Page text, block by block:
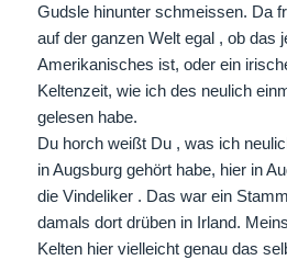
Gudsle hinunter schmeissen. Da
auf der ganzen Welt egal , ob das
Amerikanisches ist, oder ein
Keltenzeit, wie ich des neulich
gelesen habe.
Du horch weißt Du , was ich
in Augsburg gehört habe, hier in
die Vindeliker . Das war ein
damals dort drüben in Irland.
Kelten hier vielleicht genau das